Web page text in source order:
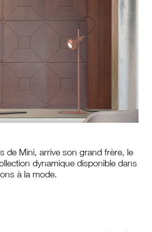
de Mini, arrive son grand frère, le
dynamique disponible dans
à la mode.